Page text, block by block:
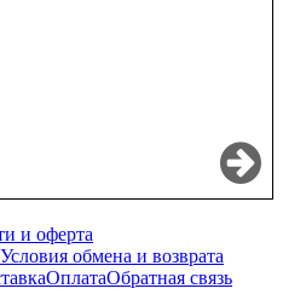
и оферта
Условия обмена и возврата
ОплатаОбратная связь